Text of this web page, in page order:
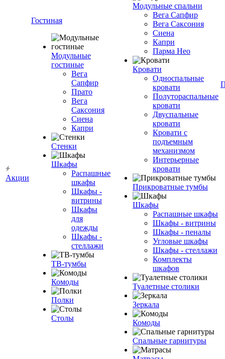
Акции
Гостиная
Модульные
гостиные
Вега
Сапфир
Прато
Вега
Саксония
Сиена
Капри
Стенки
Шкафы
Распашные
шкафы
Шкафы -
витрины
Шкафы
для
одежды
Шкафы -
стеллажи
ТВ-тумбы
Комоды
Полки
Столы
Модульные спальни
Вега Сапфир
Вега Саксония
Сиена
Капри
Парма Нео
Кровати
Односпальные
кровати
Полутораспальные
кровати
Двуспальные
кровати
Кровати с
подъемным
механизмом
Интерьерные
кровати
Прикроватные тумбы
Шкафы
Распашные шкафы
Шкафы - витрины
Шкафы - пеналы
Угловые шкафы
Шкафы - стеллажи
Комплекты
шкафов
Туалетные столики
Зеркала
Комоды
Спальные гарнитуры